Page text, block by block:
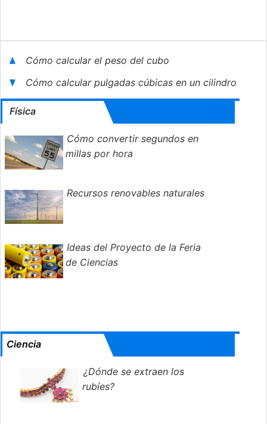
Cómo calcular el peso del cubo
Cómo calcular pulgadas cúbicas en un cilindro
Física
Cómo convertir segundos en
millas por hora
Recursos renovables naturales
Ideas del Proyecto de la Feria
de Ciencias
Ciencia
¿Dónde se extraen los
rubíes?